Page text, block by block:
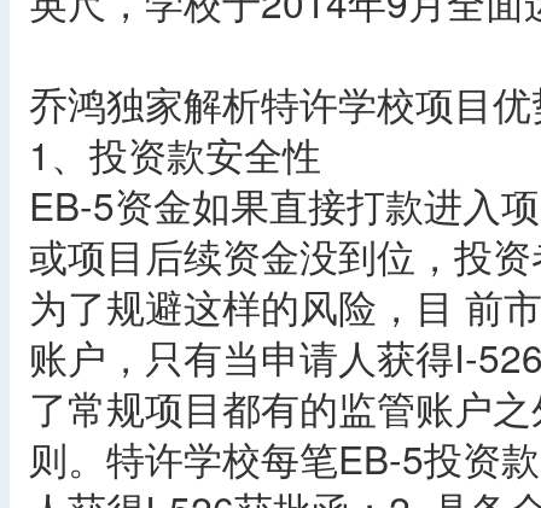
乔鸿独家解析特许学校项目
1、投资款安全性
EB-5资金如果直接打款进入
或项目后续资金没到位，投
为了规避这样的风险，目 前
账户，只有当申请人获得I-
了常规项目都有的监管账户
则。特许学校每笔EB-5投资